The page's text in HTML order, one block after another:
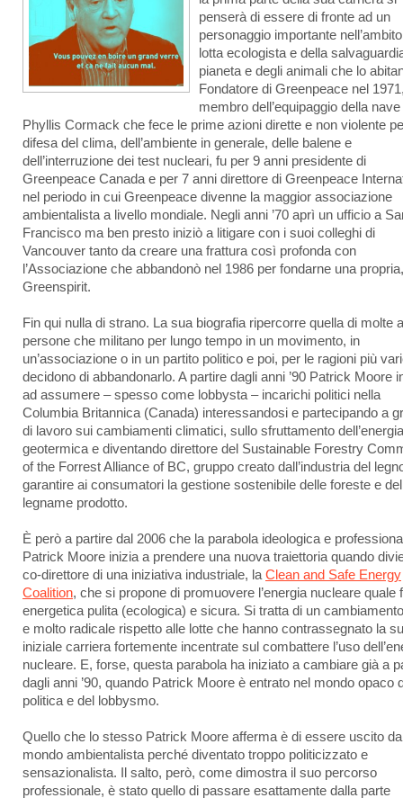
penserà di essere di fronte ad un
personaggio importante
lotta ecologista e della
pianeta e degli animali che lo
Fondatore di Greenpeace nel
membro dell’equipaggio della nave
Phyllis Cormack che fece le prime azioni dirette e non violente
difesa del clima, dell’ambiente in generale, delle balene e
dell’interruzione dei test nucleari, fu per 9 anni presidente di
Greenpeace Canada e per 7 anni direttore di Greenpeace
nel periodo in cui Greenpeace divenne la maggior associazione
ambientalista a livello mondiale. Negli anni ’70 aprì un ufficio a
Francisco ma ben presto iniziò a litigare con i suoi colleghi di
Vancouver tanto da creare una frattura così profonda con
l’Associazione che abbandonò nel 1986 per fondarne una
Greenspirit.
Fin qui nulla di strano. La sua biografia ripercorre quella di molte
persone che militano per lungo tempo in un movimento, in
un’associazione o in un partito politico e poi, per le ragioni più
decidono di abbandonarlo. A partire dagli anni ’90 Patrick Moore
ad assumere – spesso come lobbysta – incarichi politici nella
Columbia Britannica (Canada) interessandosi e partecipando a
di lavoro sui cambiamenti climatici, sullo sfruttamento dell’energia
geotermica e diventando direttore del Sustainable Forestry
of the Forrest Alliance of BC, gruppo creato dall’industria del
garantire ai consumatori la gestione sostenibile delle foreste e del
legname prodotto.
È però a partire dal 2006 che la parabola ideologica e
Patrick Moore inizia a prendere una nuova traiettoria quando
co-direttore di una iniziativa industriale, la Clean and Safe Energy
Coalition, che si propone di promuovere l’energia nucleare quale
energetica pulita (ecologica) e sicura. Si tratta di un
e molto radicale rispetto alle lotte che hanno contrassegnato la
iniziale carriera fortemente incentrate sul combattere l’uso
nucleare. E, forse, questa parabola ha iniziato a cambiare già a
dagli anni ’90, quando Patrick Moore è entrato nel mondo opaco
politica e del lobbysmo.
Quello che lo stesso Patrick Moore afferma è di essere uscito
mondo ambientalista perché diventato troppo politicizzato e
sensazionalista. Il salto, però, come dimostra il suo percorso
professionale, è stato quello di passare esattamente dalla parte